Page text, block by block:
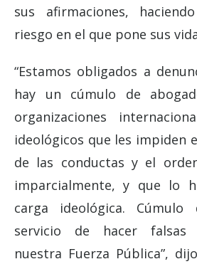
sus afirmaciones,
riesgo en el que pone sus
“Estamos obligados a
hay un cúmulo de
organizaciones
ideológicos que les impiden
de las conductas y el
imparcialmente, y que lo
carga ideológica.
servicio de hacer falsas
nuestra Fuerza Pública”,